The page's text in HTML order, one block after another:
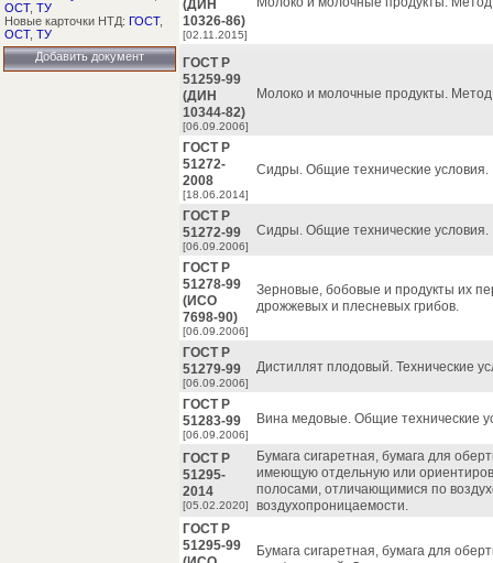
ОСТ, ТУ
Новые карточки НТД: ГОСТ,
ОСТ, ТУ
Добавить документ
(ДИН
10326-86)
[02.11.2015]
ГОСТ Р
51259-99
(ДИН
10344-82)
[06.09.2006]
Молоко и молочные продукты.
ГОСТ Р
51272-
2008
[18.06.2014]
Сидры. Общие технические условия.
ГОСТ Р
51272-99
[06.09.2006]
Сидры. Общие технические условия.
ГОСТ Р
51278-99
(ИСО
7698-90)
[06.09.2006]
Зерновые, бобовые и продукты их
дрожжевых и плесневых грибов.
ГОСТ Р
51279-99
[06.09.2006]
Дистиллят плодовый. Технические
ГОСТ Р
51283-99
[06.09.2006]
Вина медовые. Общие технические
ГОСТ Р
51295-
2014
[05.02.2020]
Бумага сигаретная, бумага для
имеющую отдельную или
полосами, отличающимися по
воздухопроницаемости.
ГОСТ Р
51295-99
Бумага сигаретная, бумага для